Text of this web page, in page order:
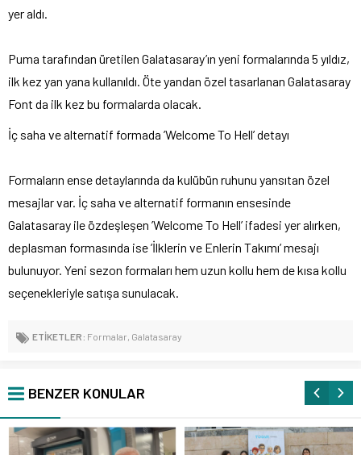
yer aldı.
Puma tarafından üretilen Galatasaray’ın yeni formalarında 5 yıldız,
ilk kez yan yana kullanıldı. Öte yandan özel tasarlanan Galatasaray
Font da ilk kez bu formalarda olacak.
İç saha ve alternatif formada ’Welcome To Hell’ detayı
Formaların ense detaylarında da kulübün ruhunu yansıtan özel
mesajlar var. İç saha ve alternatif formanın ensesinde
Galatasaray ile özdeşleşen ’Welcome To Hell’ ifadesi yer alırken,
deplasman formasında ise ’İlklerin ve Enlerin Takımı’ mesajı
bulunuyor. Yeni sezon formaları hem uzun kollu hem de kısa kollu
seçenekleriyle satışa sunulacak.
ETİKETLER: Formalar, Galatasaray
BENZER KONULAR